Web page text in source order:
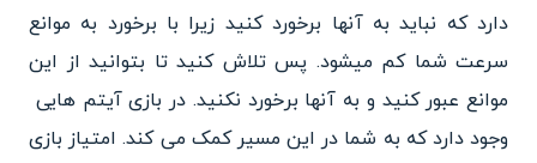
دارد که نباید به آنها برخورد کنید زیرا با برخورد به موانع
سرعت شما کم میشود. پس تلاش کنید تا بتوانید از این
موانع عبور کنید و به آنها برخورد نکنید. در بازی آیتم هایی
وجود دارد که به شما در این مسیر کمک می کند. امتیاز بازی